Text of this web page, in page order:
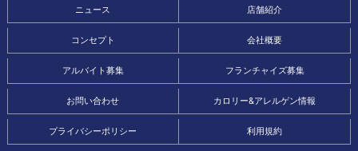
ニュース 店舗紹介
コンセプト 会社概要
アルバイト募集 フランチャイズ募集
お問い合わせ カロリー&アレルゲン情報
プライバシーポリシー 利用規約